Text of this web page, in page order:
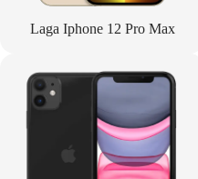
Laga Iphone 12 Pro Max